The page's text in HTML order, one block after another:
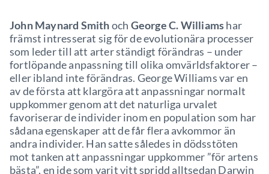
John Maynard Smithoch George C. Williamshar
främst intresserat sig för de evolutionära processer
som leder till att arter ständigt förändras – under
fortlöpande anpassning till olika omvärldsfaktorer –
eller ibland inte förändras. George Williams var en
av de första att klargöra att anpassningar normalt
uppkommer genom att det naturliga urvalet
favoriserar de individer inom en population som har
sådana egenskaper att de får flera avkommor än
andra individer. Han satte således in dödsstöten
mot tanken att anpassningar uppkommer ”för artens
bästa”, en ide som varit vitt spridd alltsedan Darwin